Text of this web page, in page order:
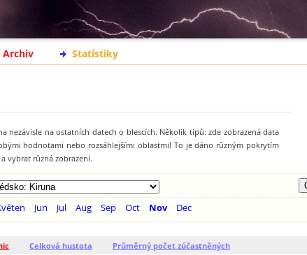
Archiv Statistiky
na ostatních datech o blescích. Několik tipů: zde zobrazená data
hodnotami nebo rozsáhlejšími oblastmi! To je dáno různým pokrytím
vybrat různá zobrazení.
Jun Jul Aug Sep Oct Nov Dec
Celková hustota Průměrný počet zúčastněných